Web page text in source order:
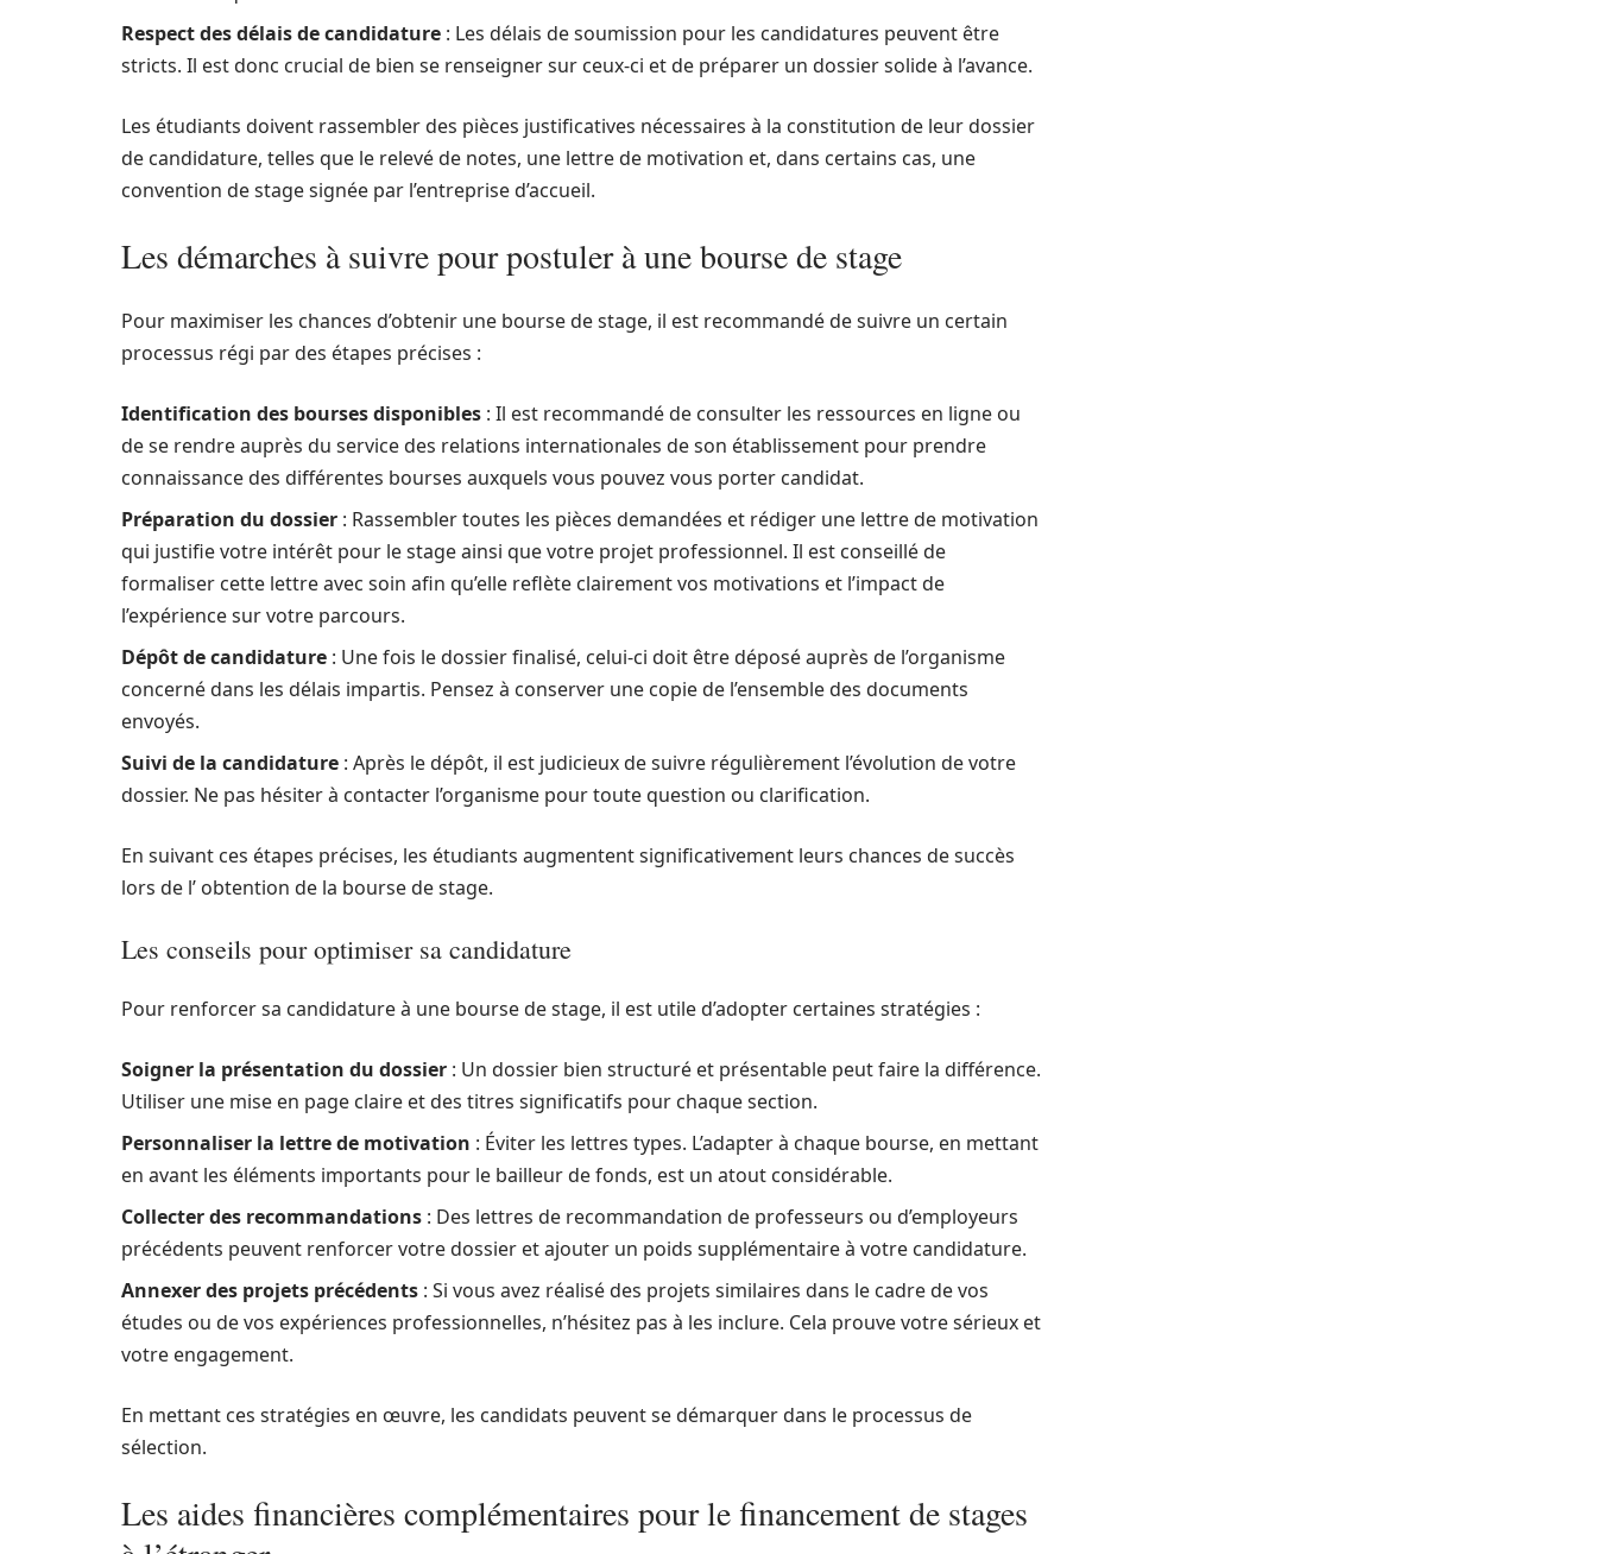
Respect des délais de candidature : Les délais de soumission pour les candidatures peuvent être
stricts. Il est donc crucial de bien se renseigner sur ceux-ci et de préparer un dossier solide à l’avance.
Les étudiants doivent rassembler des pièces justificatives nécessaires à la constitution de leur dossier
de candidature, telles que le relevé de notes, une lettre de motivation et, dans certains cas, une
convention de stage signée par l’entreprise d’accueil.
Les démarches à suivre pour postuler à une bourse de stage
Pour maximiser les chances d’obtenir une bourse de stage, il est recommandé de suivre un certain
processus régi par des étapes précises :
Identification des bourses disponibles : Il est recommandé de consulter les ressources en ligne ou
de se rendre auprès du service des relations internationales de son établissement pour prendre
connaissance des différentes bourses auxquels vous pouvez vous porter candidat.
Préparation du dossier : Rassembler toutes les pièces demandées et rédiger une lettre de motivation
qui justifie votre intérêt pour le stage ainsi que votre projet professionnel. Il est conseillé de
formaliser cette lettre avec soin afin qu’elle reflète clairement vos motivations et l’impact de
l’expérience sur votre parcours.
Dépôt de candidature : Une fois le dossier finalisé, celui-ci doit être déposé auprès de l’organisme
concerné dans les délais impartis. Pensez à conserver une copie de l’ensemble des documents
envoyés.
Suivi de la candidature : Après le dépôt, il est judicieux de suivre régulièrement l’évolution de votre
dossier. Ne pas hésiter à contacter l’organisme pour toute question ou clarification.
En suivant ces étapes précises, les étudiants augmentent significativement leurs chances de succès
lors de l’ obtention de la bourse de stage.
Les conseils pour optimiser sa candidature
Pour renforcer sa candidature à une bourse de stage, il est utile d’adopter certaines stratégies :
Soigner la présentation du dossier : Un dossier bien structuré et présentable peut faire la différence.
Utiliser une mise en page claire et des titres significatifs pour chaque section.
Personnaliser la lettre de motivation : Éviter les lettres types. L’adapter à chaque bourse, en mettant
en avant les éléments importants pour le bailleur de fonds, est un atout considérable.
Collecter des recommandations : Des lettres de recommandation de professeurs ou d’employeurs
précédents peuvent renforcer votre dossier et ajouter un poids supplémentaire à votre candidature.
Annexer des projets précédents : Si vous avez réalisé des projets similaires dans le cadre de vos
études ou de vos expériences professionnelles, n’hésitez pas à les inclure. Cela prouve votre sérieux et
votre engagement.
En mettant ces stratégies en œuvre, les candidats peuvent se démarquer dans le processus de
sélection.
Les aides financières complémentaires pour le financement de stages